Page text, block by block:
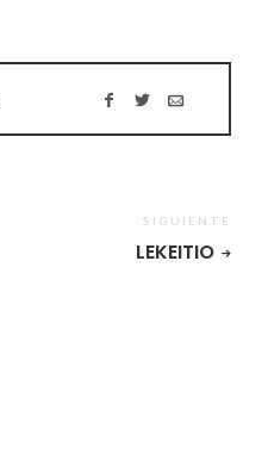
SIGUIENTE
LEKEITIO